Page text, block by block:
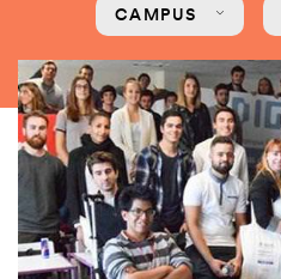
CAMPUS